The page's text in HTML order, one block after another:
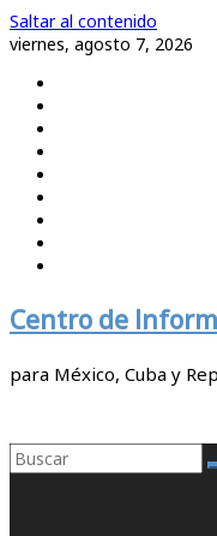
Saltar al contenido
viernes, agosto 7, 2026
Centro de
para México, Cuba y